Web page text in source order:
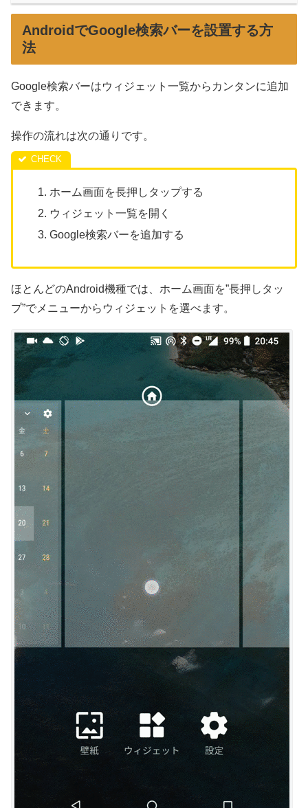
AndroidでGoogle検索バーを設置する方
法
Google検索バーはウィジェット一覧からカンタンに追加
できます。
操作の流れは次の通りです。
ホーム画面を長押しタップする
ウィジェット一覧を開く
Google検索バーを追加する
ほとんどのAndroid機種では、ホーム画面を”長押しタッ
プ”でメニューからウィジェットを選べます。